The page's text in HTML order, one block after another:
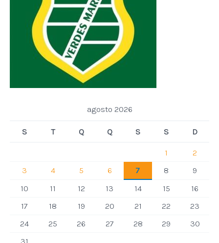
agosto 2026
S T Q Q S S D
1
2
3
4 5 6 7 8
9
10
11 12 13 14 15
16
17
18 19 20 21 22
23
24
25 26 27 28 29
30